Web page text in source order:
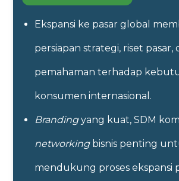
Ekspansi ke pasar global
persiapan strategi, riset pasar,
pemahaman terhadap
konsumen internasional.
Brandingyang kuat, SDM
networkingbisnis penting
mendukung proses ekspansi